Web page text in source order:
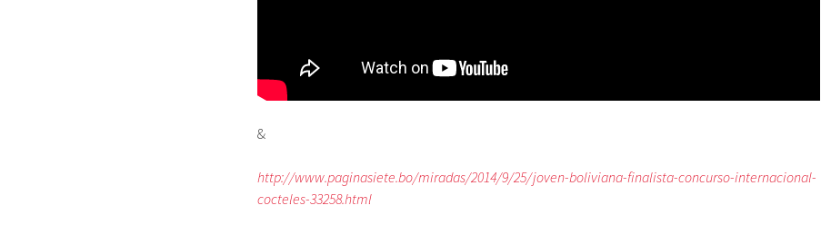
&
http://www.paginasiete.bo/miradas/2014/9/25/joven-boliviana-finalista-concurso-internacional-
cocteles-33258.html